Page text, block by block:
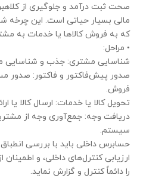
صحت ثبت درآمد و جلوگیری از
مالی بسیار حیاتی است. این چرخه
که به فروش کالاها یا خدمات به
• مراحل:
شناسایی مشتری: جذب و شناسایی
صدور پیش‌فاکتور و فاکتور: صدور
فروش.
تحویل کالا یا خدمات: ارسال کالا یا
دریافت وجه: جمع‌آوری وجه از
سیستم.
حسابرس داخلی باید با بررسی
ارزیابی کنترل‌های داخلی، و
را دائماٌ كنترل و گزارش نماید.